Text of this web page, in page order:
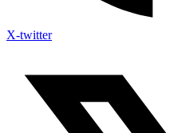
X-twitter